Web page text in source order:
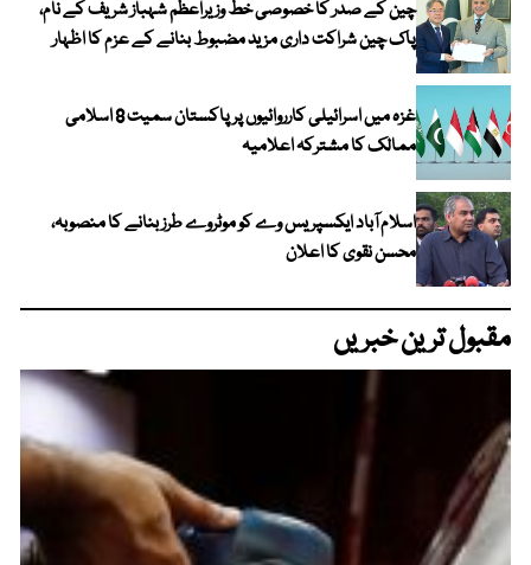
چین کے صدر کا خصوصی خط وزیراعظم شہباز شریف کے نام،
پاک چین شراکت داری مزید مضبوط بنانے کے عزم کا اظہار
غزہ میں اسرائیلی کارروائیوں پر پاکستان سمیت 8 اسلامی
ممالک کا مشترکہ اعلامیہ
اسلام آباد ایکسپریس وے کو موٹروے طرز بنانے کا منصوبہ،
محسن نقوی کا اعلان
مقبول ترین خبریں